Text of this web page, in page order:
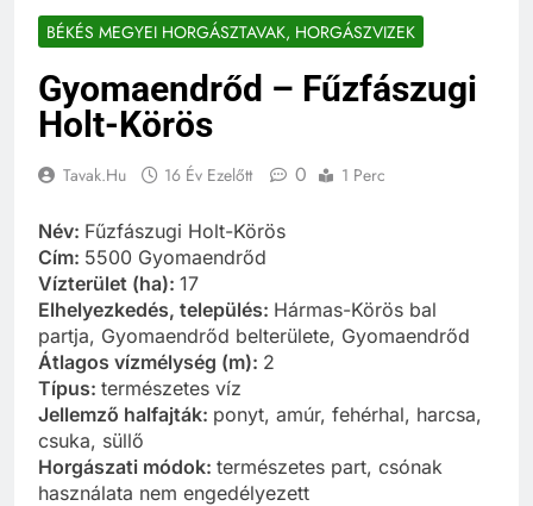
BÉKÉS MEGYEI HORGÁSZTAVAK, HORGÁSZVIZEK
Gyomaendrőd – Fűzfászugi
Holt-Körös
Tavak.hu 16 Év Ezelőtt 0 1 Perc
Név: Fűzfászugi Holt-Körös
Cím: 5500 Gyomaendrőd
Vízterület (ha): 17
Elhelyezkedés, település: Hármas-Körös bal
partja, Gyomaendrőd belterülete, Gyomaendrőd
Átlagos vízmélység (m): 2
Típus: természetes víz
Jellemző halfajták: ponyt, amúr, fehérhal, harcsa,
csuka, süllő
Horgászati módok: természetes part, csónak
használata nem engedélyezett